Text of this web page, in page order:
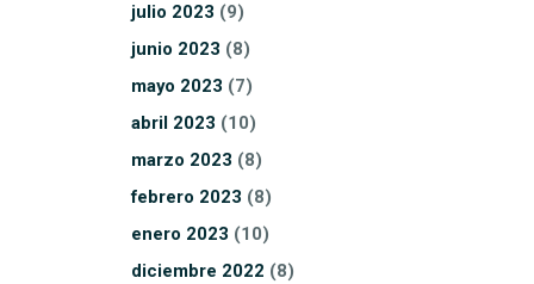
julio 2023 (9)
junio 2023 (8)
mayo 2023 (7)
abril 2023 (10)
marzo 2023 (8)
febrero 2023 (8)
enero 2023 (10)
diciembre 2022 (8)